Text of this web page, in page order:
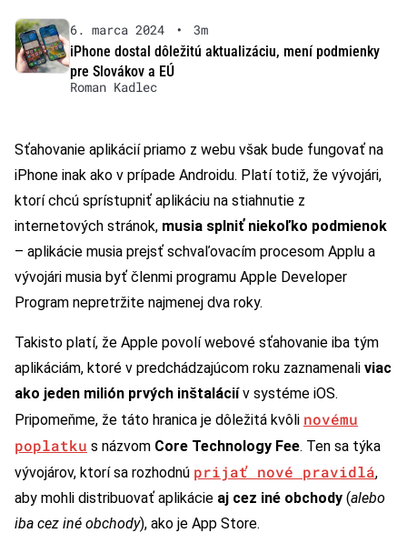
6. marca 2024 •
3m
iPhone dostal dôležitú aktualizáciu, mení podmienky
pre Slovákov a EÚ
Roman Kadlec
Sťahovanie aplikácií priamo z webu však bude fungovať na
iPhone inak ako v prípade Androidu. Platí totiž, že vývojári,
ktorí chcú sprístupniť aplikáciu na stiahnutie z
internetových stránok, musia splniť niekoľko podmienok
– aplikácie musia prejsť schvaľovacím procesom Applu a
vývojári musia byť členmi programu Apple Developer
Program nepretržite najmenej dva roky.
Takisto platí, že Apple povolí webové sťahovanie iba tým
aplikáciám, ktoré v predchádzajúcom roku zaznamenali viac
ako jeden milión prvých inštaláciív systéme iOS.
Pripomeňme, že táto hranica je dôležitá kvôli novému
poplatku s názvom Core Technology Fee. Ten sa týka
vývojárov, ktorí sa rozhodnú prijať nové pravidlá,
aby mohli distribuovať aplikácie aj cez iné obchody (alebo
iba cez iné obchody), ako je App Store.